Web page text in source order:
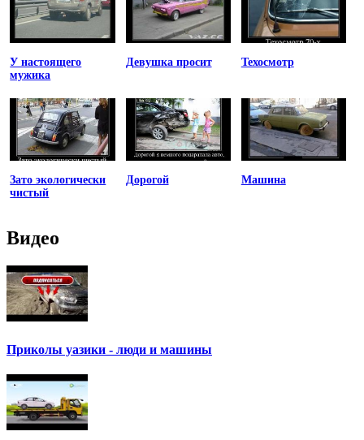
У настоящего
мужика
Девушка просит Техосмотр
Зато экологически
чистый
Дорогой Машина
Видео
Приколы уазики - люди и машины